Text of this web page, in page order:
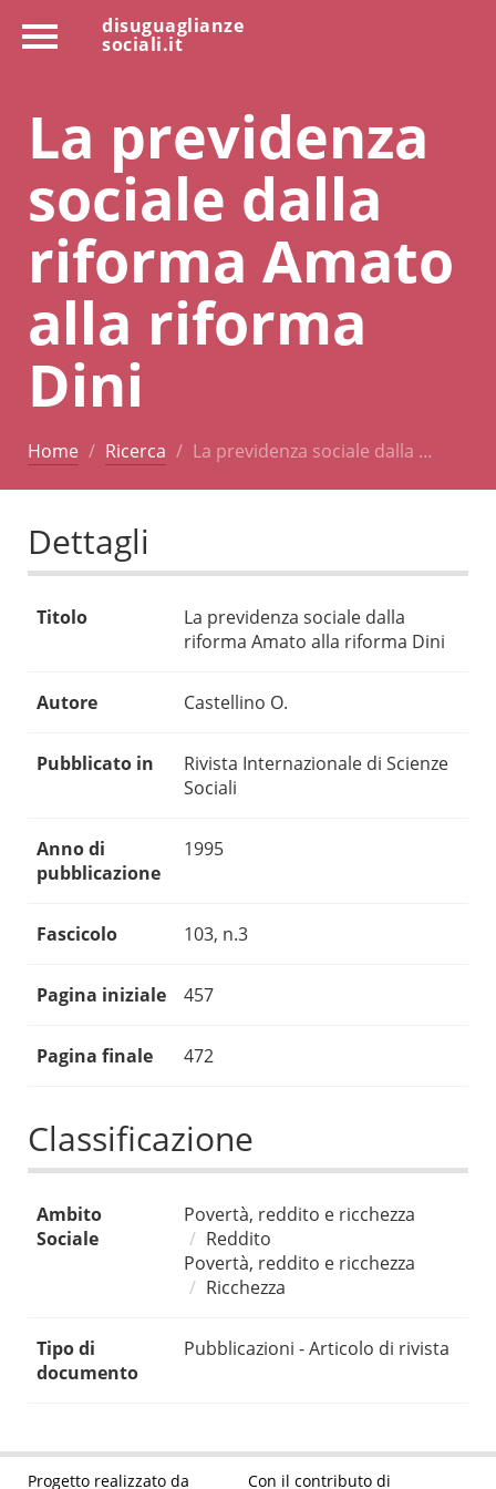
disuguaglianze
sociali.it
La previdenza
sociale dalla
riforma Amato
alla riforma
Dini
Home Ricerca La previdenza sociale dalla …
Dettagli
Titolo
La previdenza sociale dalla
riforma Amato alla riforma Dini
Autore Castellino O.
Pubblicato in
Rivista Internazionale di Scienze
Sociali
Anno di
pubblicazione
1995
Fascicolo 103, n.3
Pagina iniziale 457
Pagina finale 472
Classificazione
Ambito
Sociale
Povertà, reddito e ricchezza
Reddito
Povertà, reddito e ricchezza
Ricchezza
Tipo di
documento
Pubblicazioni - Articolo di rivista
Progetto realizzato da Con il contributo di